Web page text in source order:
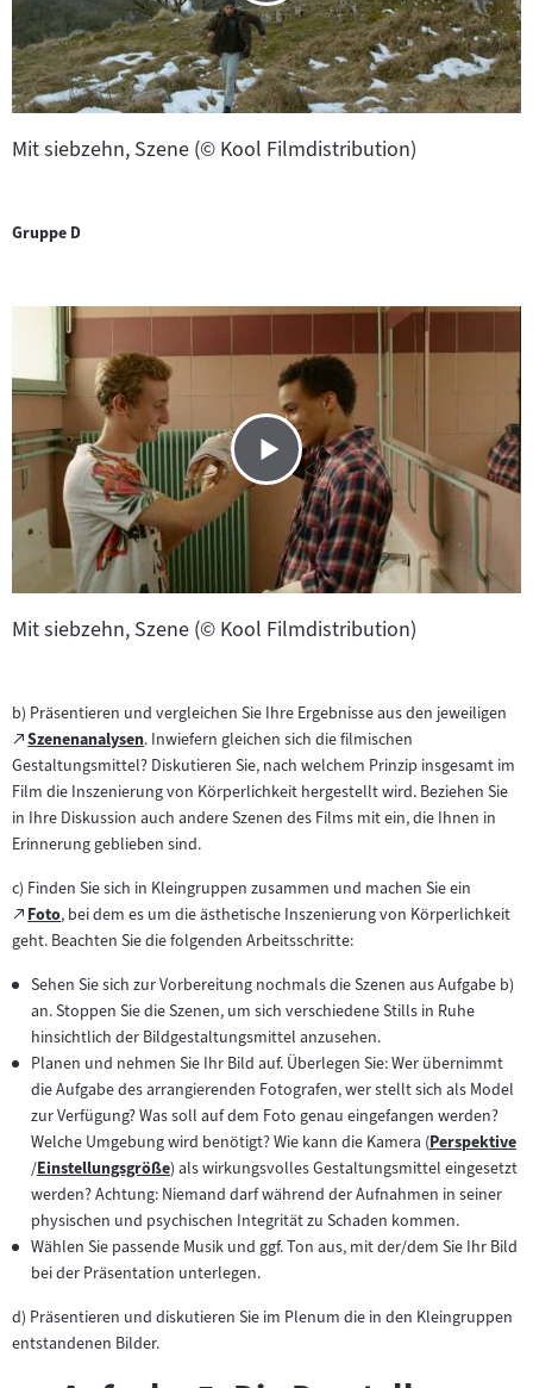
Mit siebzehn, Szene (© Kool Filmdistribution)
Gruppe D
Mit siebzehn, Szene (© Kool Filmdistribution)
b) Präsentieren und vergleichen Sie Ihre Ergebnisse aus den jeweiligen
Zum
externen
Inhalt:
Szenenanalysen
(öffnet
im
neuen
Tab)
. Inwiefern gleichen sich die filmischen
Gestaltungsmittel? Diskutieren Sie, nach welchem Prinzip insgesamt im
Film die Inszenierung von Körperlichkeit hergestellt wird. Beziehen Sie
in Ihre Diskussion auch andere Szenen des Films mit ein, die Ihnen in
Erinnerung geblieben sind.
c) Finden Sie sich in Kleingruppen zusammen und machen Sie ein
Zum
externen
Foto
(öffnet
im
neuen
Tab)
, bei dem es um die ästhetische Inszenierung von Körperlichkeit
geht. Beachten Sie die folgenden Arbeitsschritte:
Sehen Sie sich zur Vorbereitung nochmals die Szenen aus Aufgabe b)
an. Stoppen Sie die Szenen, um sich verschiedene Stills in Ruhe
hinsichtlich der Bildgestaltungsmittel anzusehen.
Planen und nehmen Sie Ihr Bild auf. Überlegen Sie: Wer übernimmt
die Aufgabe des arrangierenden Fotografen, wer stellt sich als Model
zur Verfügung? Was soll auf dem Foto genau eingefangen werden?
Welche Umgebung wird benötigt? Wie kann die Kamera (Zum
Inhalt:
Perspektive
/Zum
Inhalt:
Einstellungsgröße) als wirkungsvolles Gestaltungsmittel eingesetzt
werden? Achtung: Niemand darf während der Aufnahmen in seiner
physischen und psychischen Integrität zu Schaden kommen.
Wählen Sie passende Musik und ggf. Ton aus, mit der/dem Sie Ihr Bild
bei der Präsentation unterlegen.
d) Präsentieren und diskutieren Sie im Plenum die in den Kleingruppen
entstandenen Bilder.